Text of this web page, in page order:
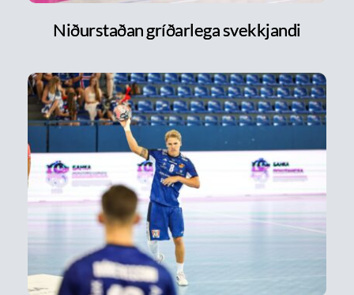
Niðurstaðan gríðarlega svekkjandi